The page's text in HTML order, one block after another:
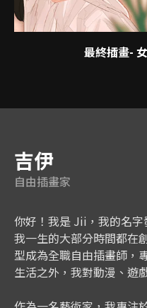
最終插畫-
吉伊
自由插畫家
你好！我是 Jii，我的名
我一生的大部分時間都在
型成為全職自由插畫師，
生活之外，我對動漫、遊